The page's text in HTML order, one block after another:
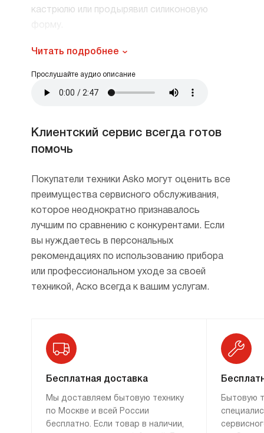
кастрюлю или продырявил силиконовую
Различные обзоры, отвечая на вопрос
посудомойка не смывает приставшую
к посуде еду, ее приходится удалять
ополаскивать посуду: система самоочистки
Super Cleaning System+™ сделает это,
инкрустированной, гравированной,
с ценными рисунками. Опять же одно
из распространенных нареканий
на посудомоечные машины — что в них
стираются нанесенные изображения. С Asko
вы забудете об этой проблеме.
Читать подробнее
Прослушайте аудио описание
Клиентский сервис всегда готов
помочь
Покупатели техники Asko могут оценить все
преимущества сервисного обслуживания,
которое неоднократно признавалось
лучшим по сравнению с конкурентами. Если
вы нуждаетесь в персональных
рекомендациях по использованию прибора
или профессиональном уходе за своей
техникой, Аско всегда к вашим услугам.
Бесплатная доставка
Мы доставляем бытовую технику
по Москве и всей России
бесплатно. Если товар в наличии,
Бытовую